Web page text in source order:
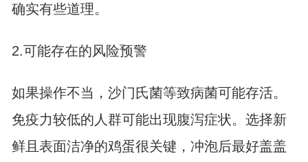
确实有些道理。
2.可能存在的风险预警
如果操作不当，沙门氏菌等致病菌可能存活。
免疫力较低的人群可能出现腹泻症状。选择新
鲜且表面洁净的鸡蛋很关键，冲泡后最好盖盖